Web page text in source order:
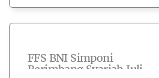
FFS BNI Simponi
Berimbang Syariah Juli